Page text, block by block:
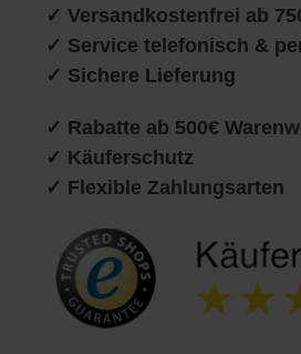
✓ Versandkostenfrei ab
✓ Service telefonisch &
✓ Sichere Lieferung
✓ Rabatte ab 500€
✓ Käuferschutz
✓ Flexible Zahlungsarten